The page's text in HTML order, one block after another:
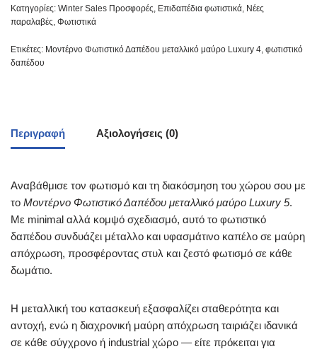
Κατηγορίες: Winter Sales Προσφορές, Επιδαπέδια φωτιστικά, Νέες
παραλαβές, Φωτιστικά
Ετικέτες: Μοντέρνο Φωτιστικό Δαπέδου μεταλλικό μαύρο Luxury 4, φωτιστικό
δαπέδου
Περιγραφή Αξιολογήσεις (0)
Αναβάθμισε τον φωτισμό και τη διακόσμηση του χώρου σου με
το Μοντέρνο Φωτιστικό Δαπέδου μεταλλικό μαύρο Luxury 5.
Με minimal αλλά κομψό σχεδιασμό, αυτό το φωτιστικό
δαπέδου συνδυάζει μέταλλο και υφασμάτινο καπέλο σε μαύρη
απόχρωση, προσφέροντας στυλ και ζεστό φωτισμό σε κάθε
δωμάτιο.
Η μεταλλική του κατασκευή εξασφαλίζει σταθερότητα και
αντοχή, ενώ η διαχρονική μαύρη απόχρωση ταιριάζει ιδανικά
σε κάθε σύγχρονο ή industrial χώρο — είτε πρόκειται για